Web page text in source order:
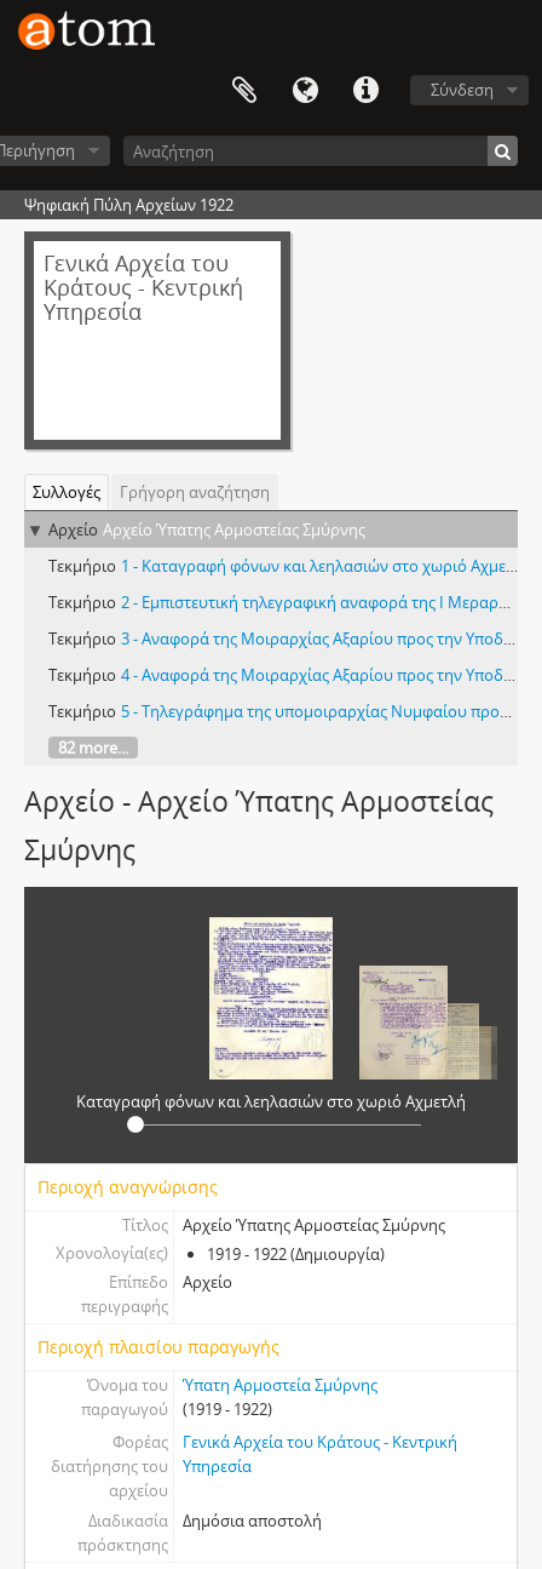
Σύνδεση
Ψηφιακή Πύλη Αρχείων 1922
Γενικά Αρχεία του
Κράτους - Κεντρική
Υπηρεσία
Συλλογές
Γρήγορη αναζήτηση
Αρχείο Αρχείο Ύπατης Αρμοστείας Σμύρνης
Τεκμήριο 1 - Καταγραφή φόνων και λεηλασιών στο χωριό Αχμετλή
Τεκμήριο 2 - Εμπιστευτική τηλεγραφική αναφορά της Ι Μεραρχίας του Α΄ Σώματος Στρατού στην οποία καταγράφεται ο εκτοπισμός ελληνικών οικογενειών από το Δενιζλί, σφαγές ανδρών, ατιμώσεις γυναικών, εκτοπίσεις πληθυσμού Αϊδινίου, Δεμερτζή και Ναζλή και περιορισμός του σε νησίδα της λίμνης Εφερστήρ
Τεκμήριο 3 - Αναφορά της Μοιραρχίας Αξαρίου προς την Υποδιοίκηση Αξαρίου σχετικά με επίθεση Τούρκων ληστανταρτών και ανταλλαγή πυρών με τμήμα του ελληνικού στρατού στην περιφέρεια Μαρμαρίδας (1)
Τεκμήριο 4 - Αναφορά της Μοιραρχίας Αξαρίου προς την Υποδιοίκηση Αξαρίου σχετικά με επίθεση Τούρκων ληστανταρτών και ανταλλαγή πυρών με τμήμα του ελληνικού στρατού στην περιφέρεια Μαρμαρίδας (2)
Τεκμήριο 5 - Τηλεγράφημα της υπομοιραρχίας Νυμφαίου προς την Ανωτέρα Διοίκηση Χωροφυλακής Ιωνίας σχετικά με την επίθεση ομάδας ένοπλων οθωμανών στο χωριό Αρμουτλού
82 more...
Αρχείο - Αρχείο Ύπατης Αρμοστείας
Σμύρνης
Καταγραφή φόνων και λεηλασιών στο χωριό Αχμετλή
Περιοχή αναγνώρισης
Τίτλος
Αρχείο Ύπατης Αρμοστείας Σμύρνης
Χρονολογία(ες)
1919 - 1922 (Δημιουργία)
Επίπεδο
περιγραφής
Αρχείο
Περιοχή πλαισίου παραγωγής
Όνομα του
παραγωγού
Ύπατη Αρμοστεία Σμύρνης
(1919 - 1922)
Φορέας
διατήρησης του
αρχείου
Γενικά Αρχεία του Κράτους - Κεντρική
Υπηρεσία
Διαδικασία
πρόσκτησης
Δημόσια αποστολή